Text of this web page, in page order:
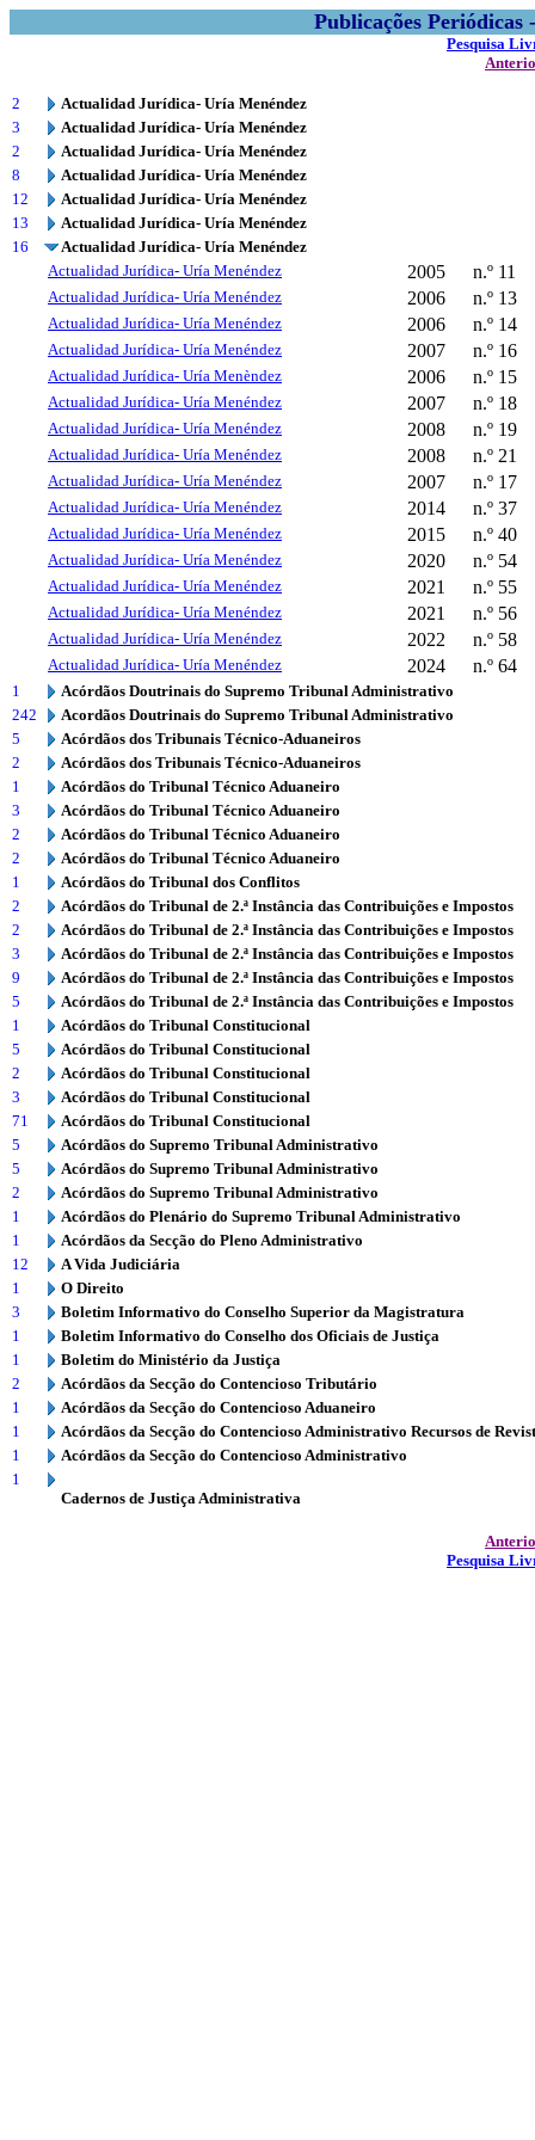
Publicações
Pesquisa
2
Actualidad Jurídica- Uría Menéndez
3
Actualidad Jurídica- Uría Menéndez
2
Actualidad Jurídica- Uría Menéndez
8
Actualidad Jurídica- Uría Menéndez
12
Actualidad Jurídica- Uría Menéndez
13
Actualidad Jurídica- Uría Menéndez
16
Actualidad Jurídica- Uría Menéndez
Actualidad Jurídica- Uría Menéndez
2005 n.º 11
Actualidad Jurídica- Uría Menéndez 2006 n.º 13
Actualidad Jurídica- Uría Menéndez 2006 n.º 14
Actualidad Jurídica- Uría Menéndez 2007 n.º 16
Actualidad Jurídica- Uría Menèndez 2006 n.º 15
Actualidad Jurídica- Uría Menéndez 2007 n.º 18
Actualidad Jurídica- Uría Menéndez 2008 n.º 19
Actualidad Jurídica- Uría Menéndez 2008 n.º 21
Actualidad Jurídica- Uría Menéndez 2007 n.º 17
Actualidad Jurídica- Uría Menéndez 2014 n.º 37
Actualidad Jurídica- Uría Menéndez 2015 n.º 40
Actualidad Jurídica- Uría Menéndez 2020 n.º 54
Actualidad Jurídica- Uría Menéndez 2021 n.º 55
Actualidad Jurídica- Uría Menéndez 2021 n.º 56
Actualidad Jurídica- Uría Menéndez 2022 n.º 58
Actualidad Jurídica- Uría Menéndez 2024 n.º 64
1
Acórdãos Doutrinais do Supremo Tribunal Administrativo
242
Acordãos Doutrinais do Supremo Tribunal Administrativo
5
Acórdãos dos Tribunais Técnico-Aduaneiros
2
Acórdãos dos Tribunais Técnico-Aduaneiros
1
Acórdãos do Tribunal Técnico Aduaneiro
3
Acórdãos do Tribunal Técnico Aduaneiro
2
Acórdãos do Tribunal Técnico Aduaneiro
2
Acórdãos do Tribunal Técnico Aduaneiro
1
Acórdãos do Tribunal dos Conflitos
2
Acórdãos do Tribunal de 2.ª Instância das Contribuições e Impostos
2
Acórdãos do Tribunal de 2.ª Instância das Contribuições e Impostos
3
Acórdãos do Tribunal de 2.ª Instância das Contribuições e Impostos
9
Acórdãos do Tribunal de 2.ª Instância das Contribuições e Impostos
5
Acórdãos do Tribunal de 2.ª Instância das Contribuições e Impostos
1
Acórdãos do Tribunal Constitucional
5
Acórdãos do Tribunal Constitucional
2
Acórdãos do Tribunal Constitucional
3
Acórdãos do Tribunal Constitucional
71
Acórdãos do Tribunal Constitucional
5
Acórdãos do Supremo Tribunal Administrativo
5
Acórdãos do Supremo Tribunal Administrativo
2
Acórdãos do Supremo Tribunal Administrativo
1
Acórdãos do Plenário do Supremo Tribunal Administrativo
1
Acórdãos da Secção do Pleno Administrativo
12
A Vida Judiciária
1
O Direito
3
Boletim Informativo do Conselho Superior da Magistratura
1
Boletim Informativo do Conselho dos Oficiais de Justiça
1
Boletim do Ministério da Justiça
2
Acórdãos da Secção do Contencioso Tributário
1
Acórdãos da Secção do Contencioso Aduaneiro
1
Acórdãos da Secção do Contencioso Administrativo Recursos de
1
Acórdãos da Secção do Contencioso Administrativo
1
Cadernos de Justiça Administrativa
Pesquisa